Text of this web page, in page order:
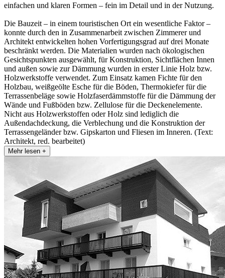
einfachen und klaren Formen – fein im Detail und in der Nutzung.
Die Bauzeit – in einem touristischen Ort ein wesentliche Faktor –
konnte durch den in Zusammenarbeit zwischen Zimmerer und
Architekt entwickelten hohen Vorfertigungsgrad auf drei Monate
beschränkt werden. Die Materialien wurden nach ökologischen
Gesichtspunkten ausgewählt, für Konstruktion, Sichtflächen Innen
und außen sowie zur Dämmung wurden in erster Linie Holz bzw.
Holzwerkstoffe verwendet. Zum Einsatz kamen Fichte für den
Holzbau, weißgeölte Esche für die Böden, Thermokiefer für die
Terrassenbeläge sowie Holzfaserdämmstoffe für die Dämmung der
Wände und Fußböden bzw. Zellulose für die Deckenelemente.
Nicht aus Holzwerkstoffen oder Holz sind lediglich die
Außendachdeckung, die Verblechung und die Konstruktion der
Terrassengeländer bzw. Gipskarton und Fliesen im Inneren. (Text:
Architekt, red. bearbeitet)
Mehr lesen +